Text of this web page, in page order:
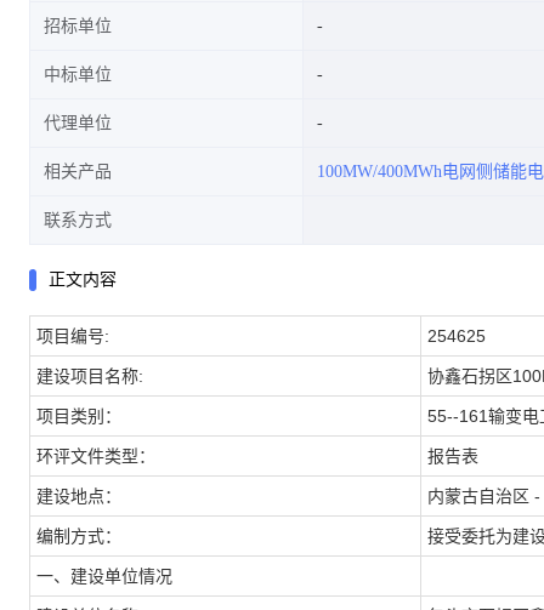
招标单位
中标单位
代理单位
相关产品 100MW/400MWh电网侧储能
联系方式
正文内容
项目编号: 254625
建设项目名称: 协鑫石拐区
项目类别： 55--161输变电
环评文件类型： 报告表
建设地点： 内蒙古自治区
编制方式： 接受委托为建
一、建设单位情况